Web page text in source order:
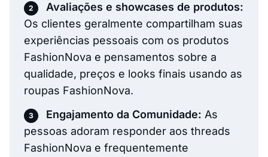
Avaliações e showcases de produtos:
Os clientes geralmente compartilham suas
experiências pessoais com os produtos
FashionNova e pensamentos sobre a
qualidade, preços e looks finais usando as
roupas FashionNova.
Engajamento da Comunidade: As
pessoas adoram responder aos threads
FashionNova e frequentemente